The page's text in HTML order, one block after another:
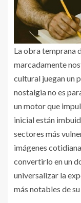
La obra temprana
marcadamente
cultural juegan un
nostalgia no es
un motor que
inicial están
sectores más
imágenes
convertirlo en un
universalizar la
más notables de